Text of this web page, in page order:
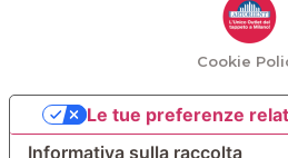
Cookie
Informativa sulla raccolta
Le tue preferenze